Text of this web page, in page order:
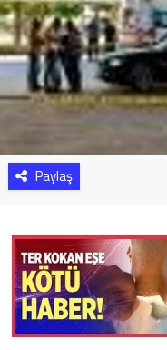
Paylaş
Resmi İlan
Resmi Reklam